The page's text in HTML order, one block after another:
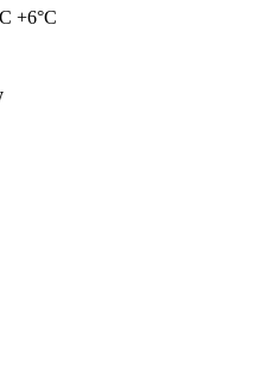
+6°C